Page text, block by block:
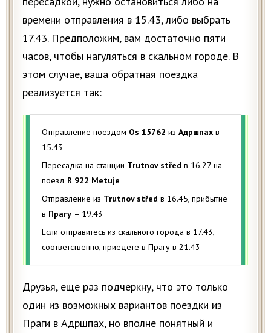
времени отправления в 15.43, либо выбрать
17.43. Предположим, вам достаточно пяти
часов, чтобы нагуляться в скальном городе. В
этом случае, ваша обратная поездка
реализуется так:
Отправление поездом Os 15762 из Адршпах в
15.43
Пересадка на станции Trutnov střed в 16.27 на
поезд R 922 Metuje
Отправление из Trutnov střed в 16.45, прибытие
в Прагу – 19.43
Если отправитесь из скального города в 17.43,
соответственно, приедете в Прагу в 21.43
Друзья, еще раз подчеркну, что это только
один из возможных вариантов поездки из
Праги в Адршпах, но вполне понятный и